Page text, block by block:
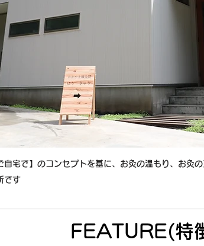
自宅で】のコンセプトを基に、お灸の温もり 、お灸
です
FEATURE(特